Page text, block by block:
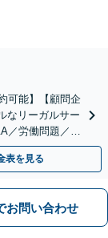
可能】【顧問企
なリーガルサー
／労働問題／知
表を見る
お問い合わせ